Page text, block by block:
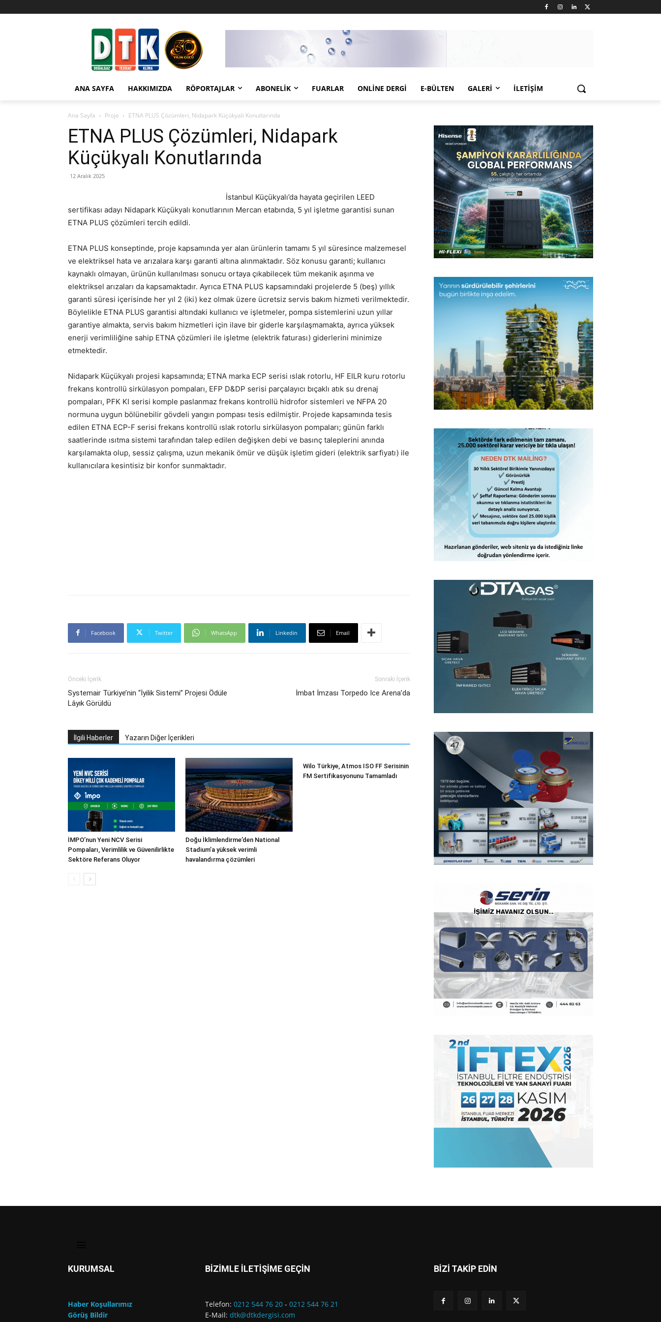
ANA SAYFA HAKKIMIZDA RÖPORTAJLAR ABONELIK FUARLAR ONLINE DERGI E-BÜLTEN GALERI İLETIŞIM
Ana Sayfa Proje ETNA PLUS Çözümleri, Nidapark Küçükyalı Konutlarında
ETNA PLUS Çözümleri, Nidapark
Küçükyalı Konutlarında
12 Aralık 2025
İstanbul Küçükyalı’da hayata geçirilen LEED
sertifikası adayı Nidapark Küçükyalı konutlarının Mercan etabında, 5 yıl işletme garantisi sunan
ETNA PLUS çözümleri tercih edildi.
ETNA PLUS konseptinde, proje kapsamında yer alan ürünlerin tamamı 5 yıl süresince malzemesel
ve elektriksel hata ve arızalara karşı garanti altına alınmaktadır. Söz konusu garanti; kullanıcı
kaynaklı olmayan, ürünün kullanılması sonucu ortaya çıkabilecek tüm mekanik aşınma ve
elektriksel arızaları da kapsamaktadır. Ayrıca ETNA PLUS kapsamındaki projelerde 5 (beş) yıllık
garanti süresi içerisinde her yıl 2 (iki) kez olmak üzere ücretsiz servis bakım hizmeti verilmektedir.
Böylelikle ETNA PLUS garantisi altındaki kullanıcı ve işletmeler, pompa sistemlerini uzun yıllar
garantiye almakta, servis bakım hizmetleri için ilave bir giderle karşılaşmamakta, ayrıca yüksek
enerji verimliliğine sahip ETNA çözümleri ile işletme (elektrik faturası) giderlerini minimize
etmektedir.
Nidapark Küçükyalı projesi kapsamında; ETNA marka ECP serisi ıslak rotorlu, HF EILR kuru rotorlu
frekans kontrollü sirkülasyon pompaları, EFP D&DP serisi parçalayıcı bıçaklı atık su drenaj
pompaları, PFK KI serisi komple paslanmaz frekans kontrollü hidrofor sistemleri ve NFPA 20
normuna uygun bölünebilir gövdeli yangın pompası tesis edilmiştir. Projede kapsamında tesis
edilen ETNA ECP-F serisi frekans kontrollü ıslak rotorlu sirkülasyon pompaları; günün farklı
saatlerinde ısıtma sistemi tarafından talep edilen değişken debi ve basınç taleplerini anında
karşılamakta olup, sessiz çalışma, uzun mekanik ömür ve düşük işletim gideri (elektrik sarfiyatı) ile
kullanıcılara kesintisiz bir konfor sunmaktadır.
Facebook Twitter WhatsApp Linkedin Email
Önceki İçerik
Systemair Türkiye’nin “İyilik Sistemi” Projesi Ödüle
Lâyık Görüldü
Sonraki İçerik
İmbat İmzası Torpedo Ice Arena’da
İlgili Haberler Yazarın Diğer İçerikleri
İMPO’nun Yeni NCV Serisi
Pompaları, Verimlilik ve Güvenilirlikte
Sektöre Referans Oluyor
Doğu İklimlendirme’den National
Stadium’a yüksek verimli
havalandırma çözümleri
Wilo Türkiye, Atmos ISO FF Serisinin
FM Sertifikasyonunu Tamamladı
KURUMSAL
Haber Koşullarımız
Görüş Bildir
BİZİMLE İLETİŞİME GEÇİN
Telefon: 0212 544 76 20 - 0212 544 76 21
E-Mail: dtk@dtkdergisi.com
BİZİ TAKİP EDİN